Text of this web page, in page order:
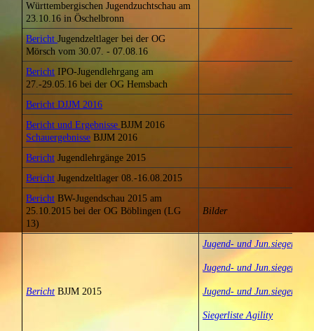
Württembergischen Jugendzuchtschau am
23.10.16 in Öschelbronn
BerichtJugendzeltlager bei der OG
Mörsch vom 30.07. - 07.08.16
Bericht IPO-Jugendlehrgang am
27.-29.05.16 bei der OG Hemsbach
Bericht DJJM 2016
Bericht und ErgebnisseBJJM 2016
Schauergebnisse BJJM 2016
Bericht Jugendlehrgänge 2015
Bericht Jugendzeltlager 08.-16.08.2015
Bericht BW-Jugendschau 2015 am
25.10.2015 bei der OG Böblingen (LG
13)
Bilder
Bericht BJJM 2015
Jugend- und Jun.sieger
Jugend- und Jun.sieger
Jugend- und Jun.sieger IPO
Siegerliste Agility